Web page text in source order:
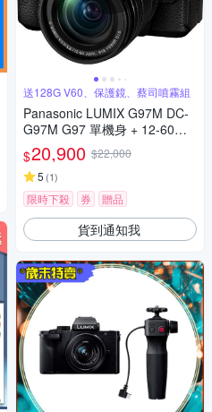
送128G V60、保護鏡、蔡司噴霧組
Panasonic LUMIX G97M DC-
G97M G97 單機身 + 12-60mm
變焦鏡組 公司貨
$20,900 $22,000
5 (1)
限時下殺 券 贈品
貨到通知我